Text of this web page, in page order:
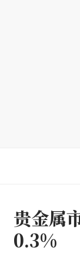
贵金属
0.3%